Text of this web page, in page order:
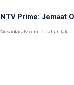
NTV Prime: Jemaat
Nusantaratv.com - 2 tahun lalu